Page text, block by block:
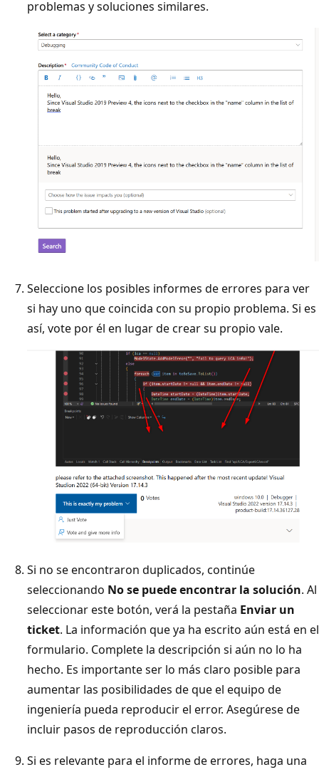
problemas y soluciones similares.
Seleccione los posibles informes de errores para ver
si hay uno que coincida con su propio problema. Si es
así, vote por él en lugar de crear su propio vale.
Si no se encontraron duplicados, continúe
seleccionando No se puede encontrar la solución. Al
seleccionar este botón, verá la pestaña Enviar un
ticket. La información que ya ha escrito aún está en el
formulario. Complete la descripción si aún no lo ha
hecho. Es importante ser lo más claro posible para
aumentar las posibilidades de que el equipo de
ingeniería pueda reproducir el error. Asegúrese de
incluir pasos de reproducción claros.
Si es relevante para el informe de errores, haga una